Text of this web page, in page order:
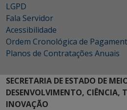
LGPD
Fala Servidor
Acessibilidade
Ordem Cronológica de
Planos de Contratações Anuais
SECRETARIA DE ESTADO DE
DESENVOLVIMENTO, CIÊNCIA,
INOVAÇÃO